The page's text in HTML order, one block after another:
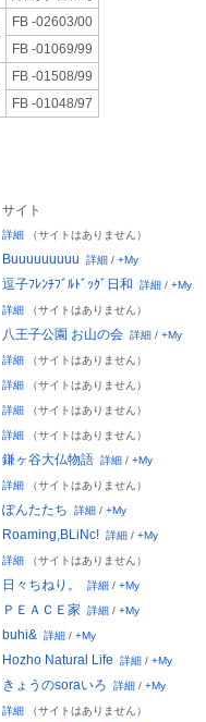
FB -02603/00
FB -01069/99
FB -01508/99
FB -01048/97
サイト
詳細 （サイトはありません）
Buuuuuuuuu 詳細 / +My
逗子ﾌﾚﾝﾁﾌﾞﾙﾄﾞｯｸﾞ日和 詳細 / +My
詳細 （サイトはありません）
八王子公園 お山の会 詳細 / +My
詳細 （サイトはありません）
詳細 （サイトはありません）
詳細 （サイトはありません）
詳細 （サイトはありません）
鎌ヶ谷大仏物語 詳細 / +My
詳細 （サイトはありません）
ぽんたたち 詳細 / +My
Roaming,BLiNc! 詳細 / +My
詳細 （サイトはありません）
日々ちねり。 詳細 / +My
ＰＥＡＣＥ家 詳細 / +My
buhi& 詳細 / +My
Hozho Natural Life 詳細 / +My
きょうのsoraいろ 詳細 / +My
詳細 （サイトはありません）